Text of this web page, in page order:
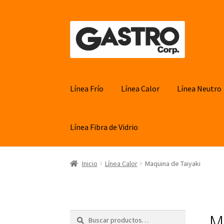
al
contenido
Línea Frío Línea Calor Línea Neutro
Línea Fibra de Vidrio
Inicio Línea Calor Maquina de Taiyaki
Buscar
Buscar